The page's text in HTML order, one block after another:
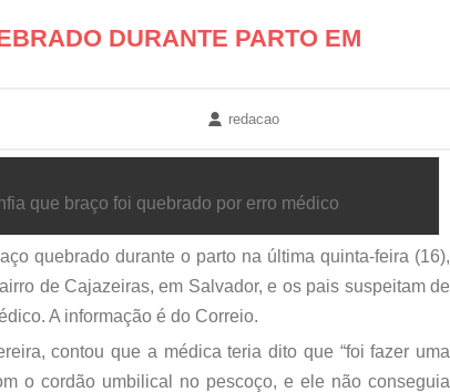
DURANTE PARTO EM
redacao
que braço foi quebrado por erro médico
quebrado durante o parto na última quinta-feira (16),
de Cajazeiras, em Salvador, e os pais suspeitam de
A informação é do Correio.
contou que a médica teria dito que “foi fazer uma
o cordão umbilical no pescoço, e ele não conseguia